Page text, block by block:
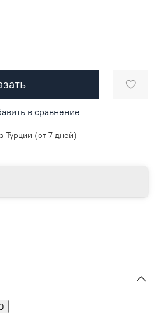
в сравнение
Турции (от 7 дней)